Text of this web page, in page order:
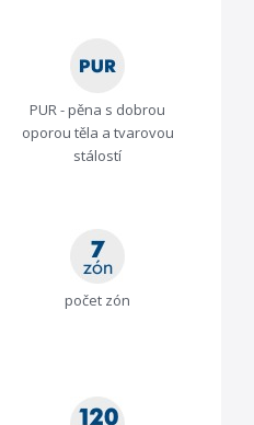
PUR - pěna s dobrou
oporou těla a tvarovou
stálostí
počet zón